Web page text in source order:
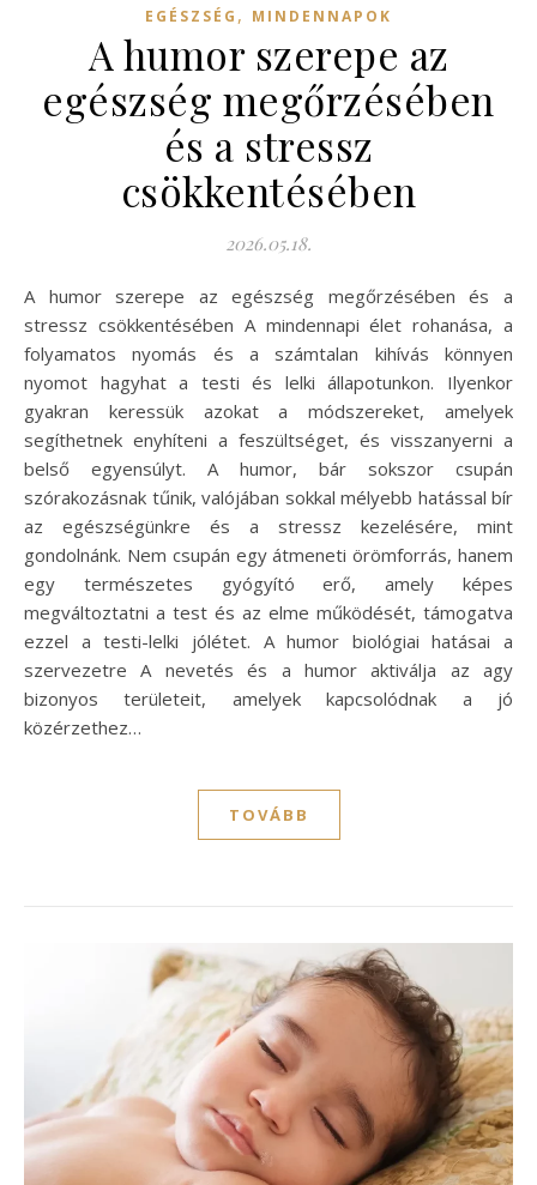
EGÉSZSÉG , MINDENNAPOK
A humor szerepe az
egészség megőrzésében
és a stressz
csökkentésében
2026.05.18.
A humor szerepe az egészség megőrzésében és a
stressz csökkentésében A mindennapi élet rohanása, a
folyamatos nyomás és a számtalan kihívás könnyen
nyomot hagyhat a testi és lelki állapotunkon. Ilyenkor
gyakran keressük azokat a módszereket, amelyek
segíthetnek enyhíteni a feszültséget, és visszanyerni a
belső egyensúlyt. A humor, bár sokszor csupán
szórakozásnak tűnik, valójában sokkal mélyebb hatással bír
az egészségünkre és a stressz kezelésére, mint
gondolnánk. Nem csupán egy átmeneti örömforrás, hanem
egy természetes gyógyító erő, amely képes
megváltoztatni a test és az elme működését, támogatva
ezzel a testi-lelki jólétet. A humor biológiai hatásai a
szervezetre A nevetés és a humor aktiválja az agy
bizonyos területeit, amelyek kapcsolódnak a jó
közérzethez…
TOVÁBB